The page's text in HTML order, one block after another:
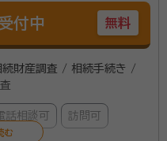
付中 無料
財産調査 / 相続手続き /
話相談可 訪問可